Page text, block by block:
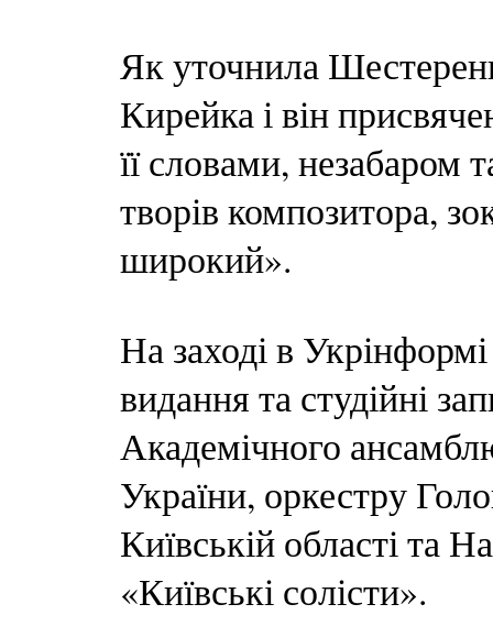
Як уточнила
Кирейка і він
її словами, незабаром
творів композитора,
широкий».
На заході в
видання та студійні
Академічного
України, оркестру
Київській області та
«Київські солісти».